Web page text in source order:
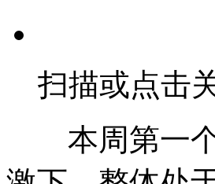
扫描或点击
本周第一个